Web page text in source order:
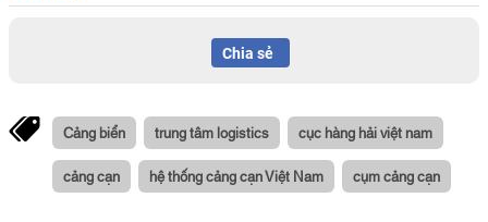
Chia sẻ
Cảng biển trung tâm logistics cục hàng hải việt nam
cảng cạn hệ thống cảng cạn Việt Nam cụm cảng cạn